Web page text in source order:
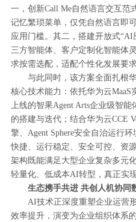
一，创新Call Me自然语言交互范
记忆繁琐菜单，仅凭自然语言即
应用门槛。其二，搭建开放式
三方智能体、客户定制化智能体
求按需选配，适配个性化发展要求
与此同时，该方案全面扎根
核心技术能力：依托华为云
上线的智果Agent Arts企业级智
的搭建与迭代；结合华为云CCE
擎、Agent Sphere安全自治运行
快捷、运行稳定、安全可控、资
架构既能满足大型企业复杂多元
轻量化、低成本AI转型，真正实
生态携手共进 共创人机协同
AI技术正深度重塑企业运营
效率提升，演变为企业组织体系